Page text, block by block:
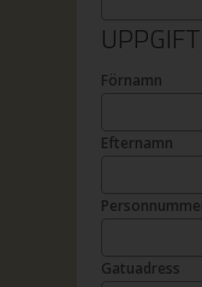
Förnamn
Efternamn
Gatuadress